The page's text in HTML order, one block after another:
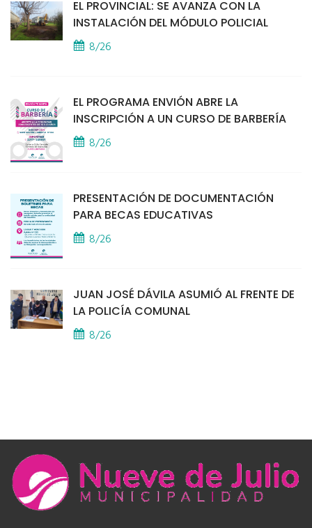
EL PROVINCIAL: SE AVANZA CON LA
INSTALACIÓN DEL MÓDULO POLICIAL
8/26
EL PROGRAMA ENVIÓN ABRE LA
INSCRIPCIÓN A UN CURSO DE BARBERÍA
8/26
PRESENTACIÓN DE DOCUMENTACIÓN
PARA BECAS EDUCATIVAS
8/26
JUAN JOSÉ DÁVILA ASUMIÓ AL FRENTE DE
LA POLICÍA COMUNAL
8/26